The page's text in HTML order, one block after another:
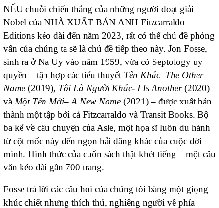
NẾU chuỗi chiến thắng của những người đoạt giải
Nobel của NHÀ XUẤT BẢN ANH Fitzcarraldo
Editions kéo dài đến năm 2023, rất có thể chủ đề phỏng
vấn của chúng ta sẽ là chủ đề tiếp theo này. Jon Fosse,
sinh ra ở Na Uy vào năm 1959, vừa có Septology uy
quyền – tập hợp các tiểu thuyết Tên Khác–The Other
Name (2019), Tôi Là Người Khác- I Is Another(2020)
và Một Tên Mới–A New Name (2021) – được xuất bản
thành một tập bởi cả Fitzcarraldo và Transit Books. Bộ
ba kể về câu chuyện của Asle, một họa sĩ luôn du hành
từ cột mốc này đến ngọn hải đăng khác của cuộc đời
mình. Hình thức của cuốn sách thật khét tiếng – một câu
văn kéo dài gần 700 trang.
Fosse trả lời các câu hỏi của chúng tôi bằng một giọng
khúc chiết nhưng thích thú, nghiêng người về phía